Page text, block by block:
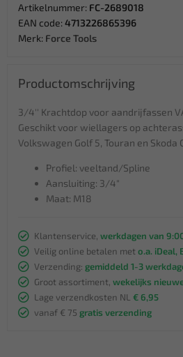
Artikelnummer: FC-2689018
EAN code: 4713226865396
Merk: Force Tools
Productomschrijving
3/4'' Krachtdop voor aandrijfassen
Geschikt voor wiellagers op
Volkswagen Golf 5, Touran en Skoda
Profiel: veeltand/Spline
Aansluiting: 3/4"
Maat: M18
Klantenservice, werkdagen van
Veilig online betalen met o.a. iDeal,
Verzending: gemiddeld 1-3
Groot assortiment, wekelijks
Lage verzendkosten NL € 6,95
vanaf € 75 gratis verzending